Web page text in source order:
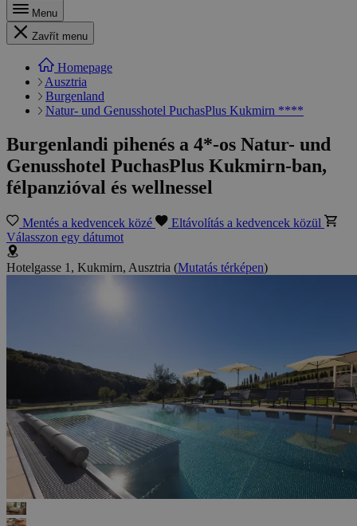
Menu
Zavřít menu
Homepage
Ausztria
Burgenland
Natur- und Genusshotel PuchasPlus Kukmirn ****
Burgenlandi pihenés a 4*-os Natur- und
Genusshotel PuchasPlus Kukmirn-ban,
félpanzióval és wellnessel
Mentés a kedvencek közé
Eltávolítás a kedvencek közül
Válasszon egy dátumot
Hotelgasse 1, Kukmirn, Ausztria (Mutatás térképen)